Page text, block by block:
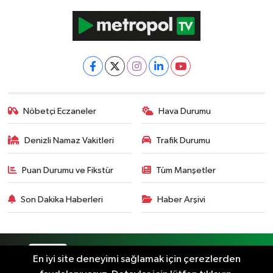
Nöbetçi Eczaneler Hava Durumu
Denizli Namaz Vakitleri Trafik Durumu
Puan Durumu ve Fikstür Tüm Manşetler
Son Dakika Haberleri Haber Arşivi
RSS Copyright © 2024. Her hakkı saklıdır.
En iyi site deneyimi sağlamak için çerezlerden